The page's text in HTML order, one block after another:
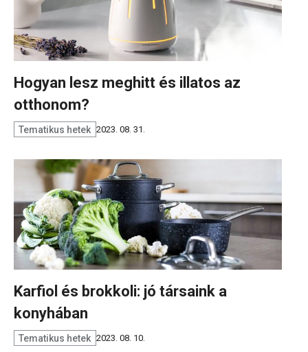
Hogyan lesz meghitt és illatos az
otthonom?
Tematikus hetek 2023. 08. 31.
Karfiol és brokkoli: jó társaink a
konyhában
Tematikus hetek 2023. 08. 10.